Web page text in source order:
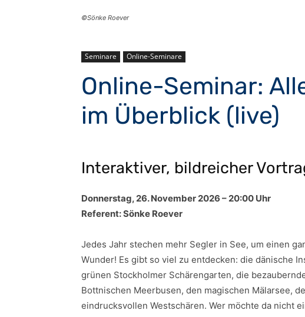
©Sönke Roever
Seminare Online-Seminare
Online-Seminar:
im Überblick (live)
Interaktiver, bildreicher
Donnerstag, 26. November 2026 – 20:00 Uhr
Referent: Sönke Roever
Jedes Jahr stechen mehr Segler in See, um einen
Wunder! Es gibt so viel zu entdecken: die dänische
grünen Stockholmer Schärengarten, die
Bottnischen Meerbusen, den magischen Mälarsee,
eindrucksvollen Westschären. Wer möchte da nicht